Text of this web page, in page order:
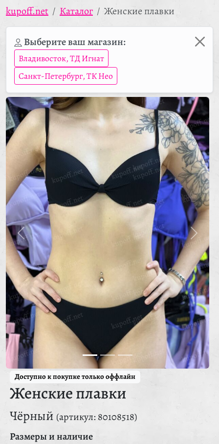
kupoff.net Каталог Женские плавки
Выберите ваш магазин:
Владивосток, ТД Игнат
Санкт-Петербург, ТК Нео
Доступно к покупке только оффлайн
Женские плавки
Чёрный (артикул: 80108518)
Размеры и наличие